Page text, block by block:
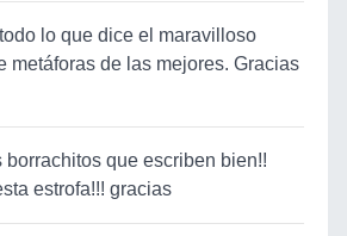
lo que dice el maravilloso
metáforas de las mejores. Gracias
borrachitos que escriben bien!!
estrofa!!! gracias